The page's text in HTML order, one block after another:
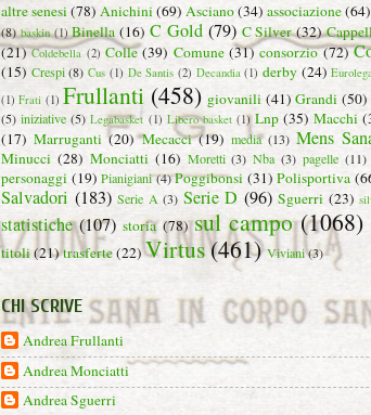
altre senesi(78) Anichini(69) Asciano(34) associazione(64)
(8) baskin (1) Binella (16) C Gold (79) C Silver (32)
(21) Coldebella (2) Colle (39) Comune (31) consorzio (72)
(15) Crespi (8) Cus (1) De Santis (2) Decandia (1) derby (24)
(1) Frati (1) Frullanti (458) giovanili (41) Grandi (50)
(5) iniziative (5) Legabasket (1) Libero basket (1) Lnp (35) Macchi
(17) Marruganti (20) Mecacci (19) media (13) Mens
Minucci (28) Monciatti (16) Moretti (3) Nba (3) pagelle (11)
personaggi (19) Pianigiani (4) Poggibonsi (31) Polisportiva
Salvadori (183) Serie A (3) Serie D (96) Sguerri (23)
statistiche (107) storia (78) sul campo (1068)
titoli(21)trasferte(22) Virtus(461) Viviani(3)
CHI SCRIVE
Andrea Frullanti
Andrea Monciatti
Andrea Sguerri